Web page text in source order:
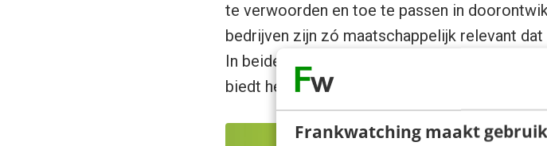
Frankwatching maakt
te verwoorden en toe te passen in
bedrijven zijn zó maatschappelijk relevant
In beide gevallen geldt dat het belangrijk is
biedt het
purpose kompas